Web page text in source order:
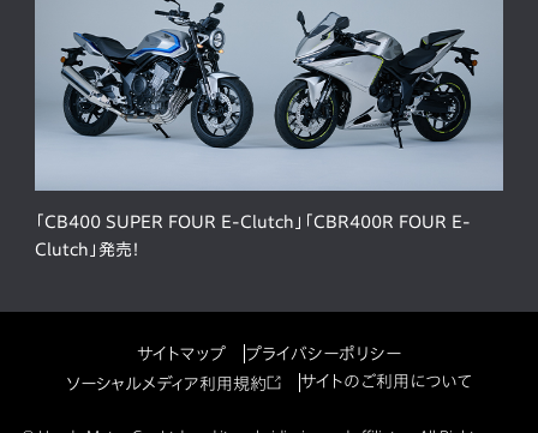
「CB400 SUPER FOUR E-Clutch」「CBR400R FOUR E-
Clutch」発売！
サイトマップ
プライバシーポリシー
ソーシャルメディア利用規約
サイトのご利用について